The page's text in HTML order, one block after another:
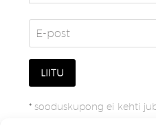
* sooduskupong ei kehti